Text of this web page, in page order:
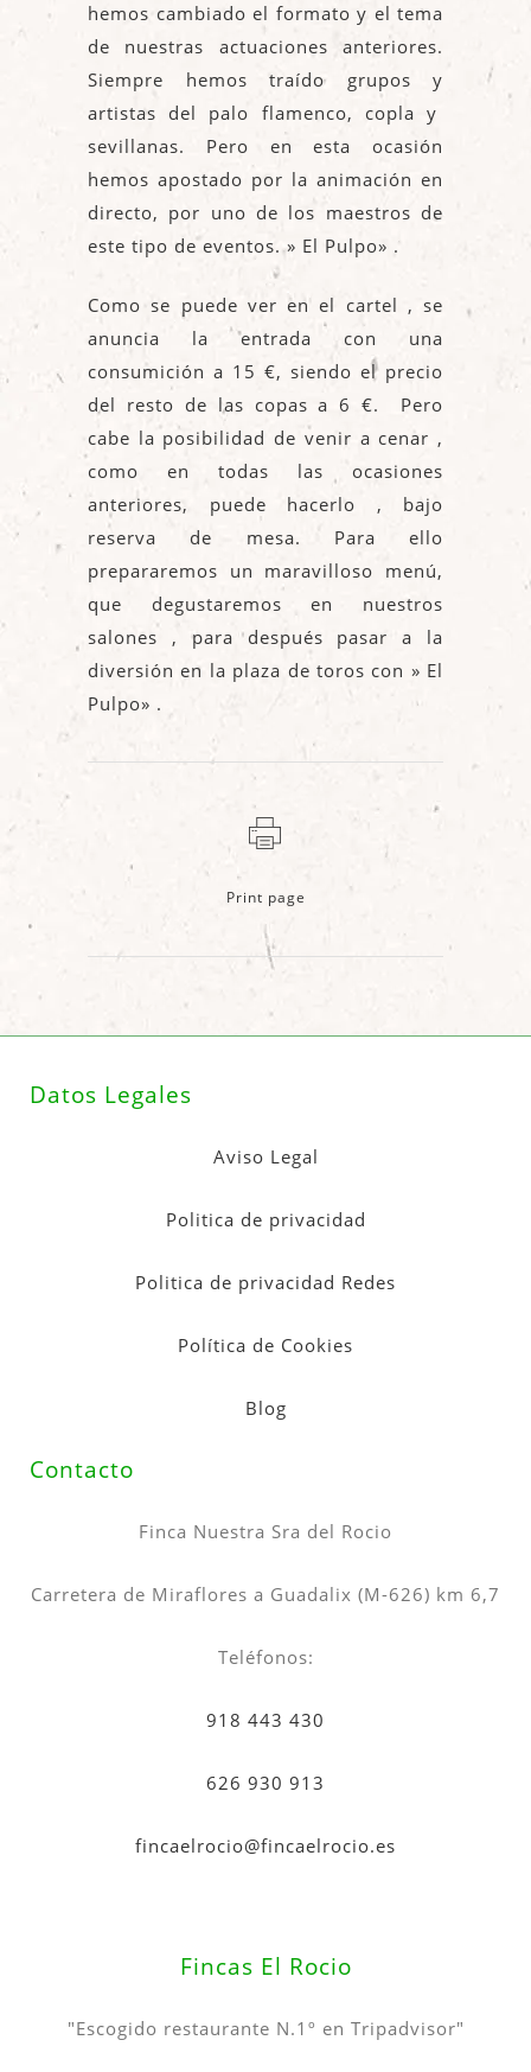
hemos cambiado el formato y el tema
de nuestras actuaciones anteriores.
Siempre hemos traído grupos y
artistas del palo flamenco, copla y
sevillanas. Pero en esta ocasión
hemos apostado por la animación en
directo, por uno de los maestros de
este tipo de eventos. » El Pulpo» .
Como se puede ver en el cartel , se
anuncia la entrada con una
consumición a 15 €, siendo el precio
del resto de las copas a 6 €. Pero
cabe la posibilidad de venir a cenar ,
como en todas las ocasiones
anteriores, puede hacerlo , bajo
reserva de mesa. Para ello
prepararemos un maravilloso menú,
que degustaremos en nuestros
salones , para después pasar a la
diversión en la plaza de toros con » El
Pulpo» .
Print page
Datos Legales
Aviso Legal
Politica de privacidad
Politica de privacidad Redes
Política de Cookies
Blog
Contacto
Finca Nuestra Sra del Rocio
Carretera de Miraflores a Guadalix (M-626) km 6,7
Teléfonos:
918 443 430
626 930 913
fincaelrocio@fincaelrocio.es
Fincas El Rocio
"Escogido restaurante N.1º en Tripadvisor"